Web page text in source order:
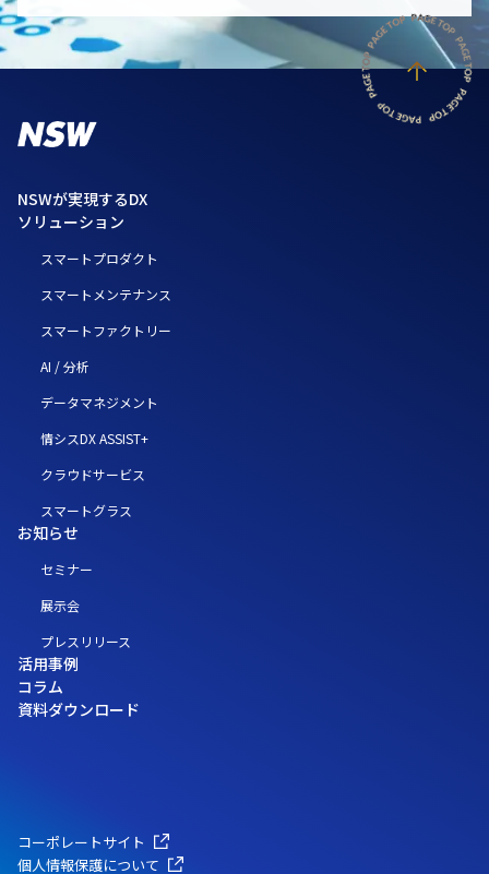
NSWが実現するDX
ソリューション
スマートプロダクト
スマートメンテナンス
スマートファクトリー
AI / 分析
データマネジメント
情シスDX ASSIST+
クラウドサービス
スマートグラス
お知らせ
セミナー
展示会
プレスリリース
活用事例
コラム
資料ダウンロード
コーポレートサイト
個人情報保護について